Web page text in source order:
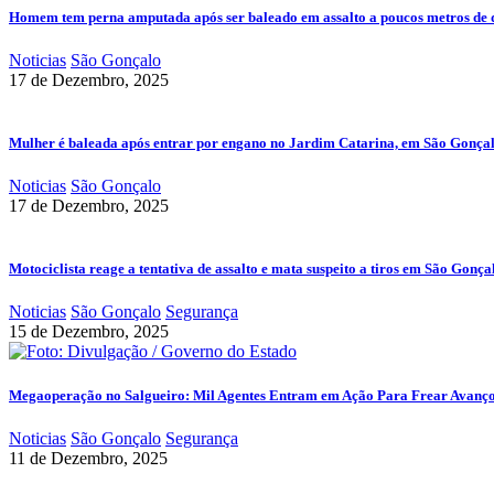
Homem tem perna amputada após ser baleado em assalto a poucos metros de
Noticias São Gonçalo
17 de Dezembro, 2025
Mulher é baleada após entrar por engano no Jardim Catarina, em São
Noticias São Gonçalo
17 de Dezembro, 2025
Motociclista reage a tentativa de assalto e mata suspeito a tiros em São
Noticias São Gonçalo Segurança
15 de Dezembro, 2025
Megaoperação no Salgueiro: Mil Agentes Entram em Ação Para Frear
Noticias São Gonçalo Segurança
11 de Dezembro, 2025